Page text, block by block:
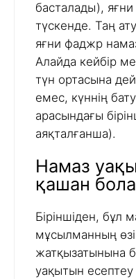
басталады),
түскенде. Таң
яғни фаджр
Алайда кейбір
түн ортасына
емес, күннің
арасындағы
аяқталғанша).
Намаз
қашан
Біріншіден, бұл
мұсылманның
жатқызатынына
уақытын